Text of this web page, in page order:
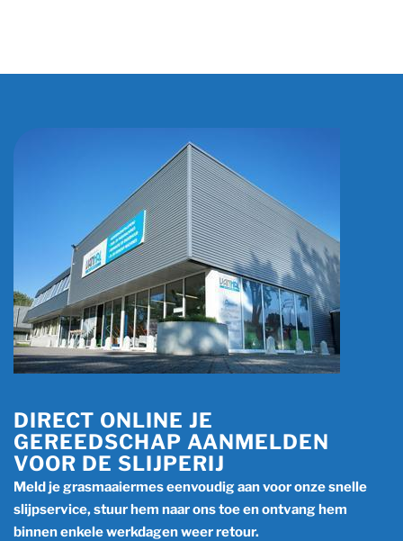
DIRECT ONLINE JE
GEREEDSCHAP AANMELDEN
VOOR DE SLIJPERIJ
Meld je grasmaaiermes eenvoudig aan voor onze snelle
slijpservice, stuur hem naar ons toe en ontvang hem
binnen enkele werkdagen weer retour.